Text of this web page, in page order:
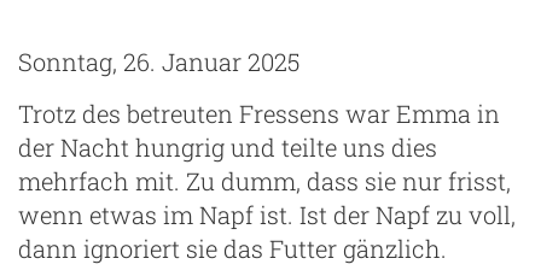
Sonntag, 26. Januar 2025
Trotz des betreuten Fressens war Emma in
der Nacht hungrig und teilte uns dies
mehrfach mit. Zu dumm, dass sie nur frisst,
wenn etwas im Napf ist. Ist der Napf zu voll,
dann ignoriert sie das Futter gänzlich.